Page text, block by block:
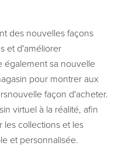
des nouvelles façons
et d'améliorer
également sa nouvelle
pour montrer aux
nouvelle façon d'acheter.
virtuel à la réalité, afin
les collections et les
et personnalisée.